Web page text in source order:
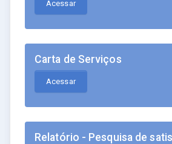
Acessar
Carta de Serviços
Acessar
Relatório - Pesquisa de